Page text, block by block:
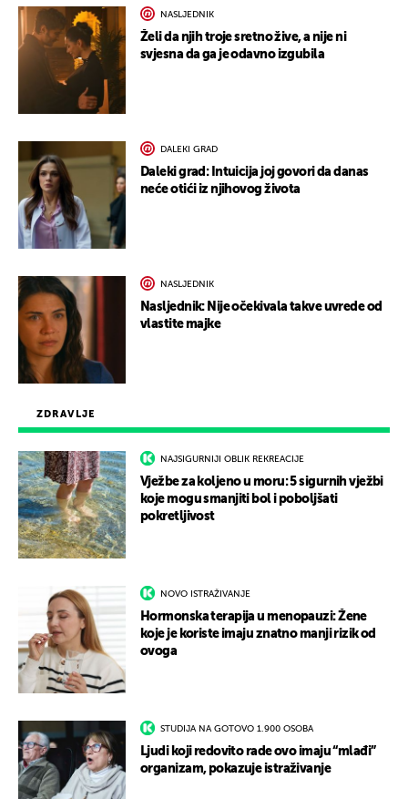
ZDRAVLJE
NAJSIGURNIJI OBLIK REKREACIJE
Vježbe za koljeno u moru: 5 sigurnih vježbi
koje mogu smanjiti bol i poboljšati
pokretljivost
NOVO ISTRAŽIVANJE
Hormonska terapija u menopauzi: Žene
koje je koriste imaju znatno manji rizik od
ovoga
STUDIJA NA GOTOVO 1.900 OSOBA
Ljudi koji redovito rade ovo imaju “mlađi”
organizam, pokazuje istraživanje
NASLJEDNIK
Želi da njih troje sretno žive, a nije ni
svjesna da ga je odavno izgubila
DALEKI GRAD
Daleki grad: Intuicija joj govori da danas
neće otići iz njihovog života
NASLJEDNIK
Nasljednik: Nije očekivala takve uvrede od
vlastite majke